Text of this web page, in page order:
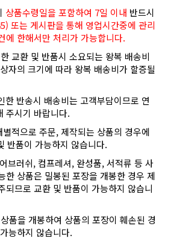
상품수령일을 포함하여 7일 이내 반드시
또는 게시판을 통해 영업시간중에 관리
에 한해서만 처리가 가능합니다.
교환 및 반품시 소요되는 왕복 배송비
자의 크기에 따라 왕복 배송비가 할증될
한 반송시 배송비는 고객부담이므로 연
주시기 바랍니다.
적으로 주문, 제작되는 상품의 경우에
반품이 가능하지 않습니다.
브러쉬, 컴프레셔, 완성품, 서적류 등 사
한 상품은 밀봉된 포장을 개봉한 경우 제
되므로 교환 및 반품이 가능하지 않습니
품을 개봉하여 상품의 포장이 훼손된 경
능하지 않습니다.